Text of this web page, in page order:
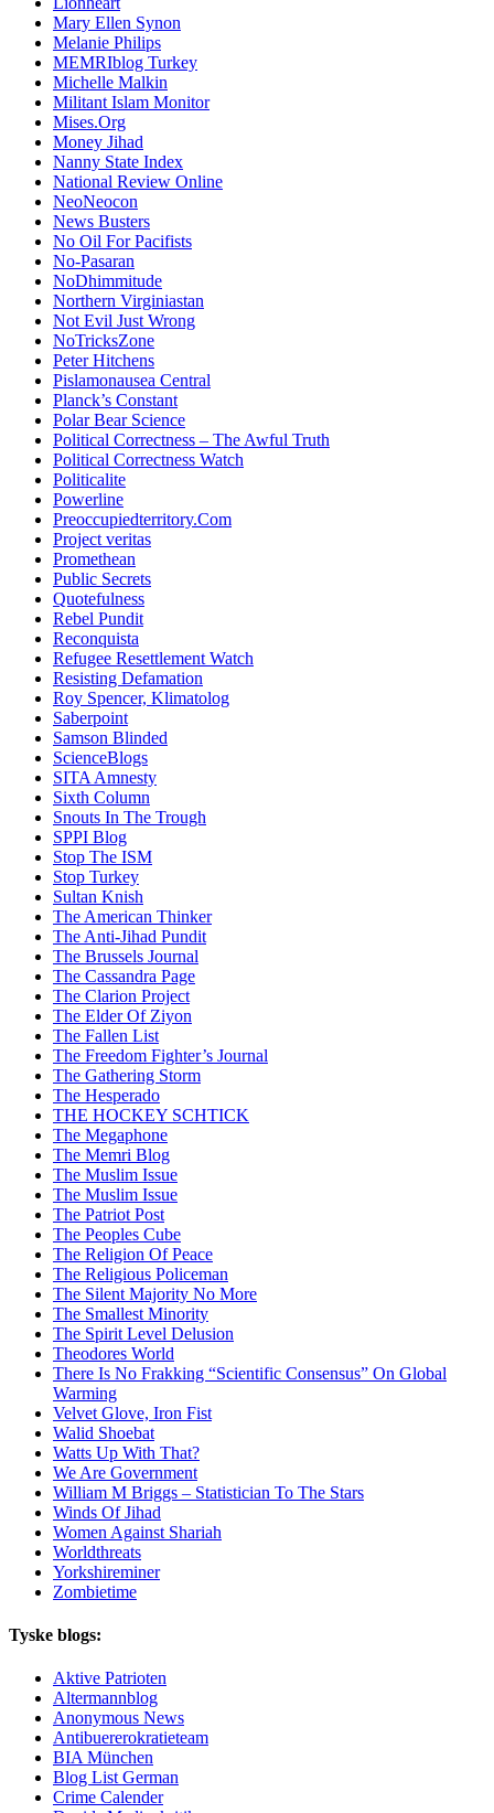
Mary Ellen Synon
Melanie Philips
MEMRIblog Turkey
Michelle Malkin
Militant Islam Monitor
Mises.Org
Money Jihad
Nanny State Index
National Review Online
NeoNeocon
News Busters
No Oil For Pacifists
No-Pasaran
NoDhimmitude
Northern Virginiastan
Not Evil Just Wrong
NoTricksZone
Peter Hitchens
Pislamonausea Central
Planck’s Constant
Polar Bear Science
Political Correctness – The Awful Truth
Political Correctness Watch
Politicalite
Powerline
Preoccupiedterritory.Com
Project veritas
Promethean
Public Secrets
Quotefulness
Rebel Pundit
Reconquista
Refugee Resettlement Watch
Resisting Defamation
Roy Spencer, Klimatolog
Saberpoint
Samson Blinded
ScienceBlogs
SITA Amnesty
Sixth Column
Snouts In The Trough
SPPI Blog
Stop The ISM
Stop Turkey
Sultan Knish
The American Thinker
The Anti-Jihad Pundit
The Brussels Journal
The Cassandra Page
The Clarion Project
The Elder Of Ziyon
The Fallen List
The Freedom Fighter’s Journal
The Gathering Storm
The Hesperado
THE HOCKEY SCHTICK
The Megaphone
The Memri Blog
The Muslim Issue
The Muslim Issue
The Patriot Post
The Peoples Cube
The Religion Of Peace
The Religious Policeman
The Silent Majority No More
The Smallest Minority
The Spirit Level Delusion
Theodores World
There Is No Frakking “Scientific Consensus” On Global
Warming
Velvet Glove, Iron Fist
Walid Shoebat
Watts Up With That?
We Are Government
William M Briggs – Statistician To The Stars
Winds Of Jihad
Women Against Shariah
Worldthreats
Yorkshireminer
Zombietime
Tyske blogs:
Aktive Patrioten
Altermannblog
Anonymous News
Antibuererokratieteam
BIA München
Blog List German
Crime Calender